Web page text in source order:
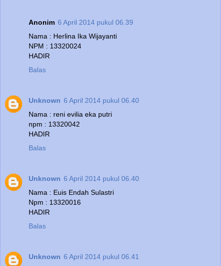
Anonim 6 April 2014 pukul 06.39
Nama : Herlina Ika Wijayanti
NPM : 13320024
HADIR
Balas
Unknown 6 April 2014 pukul 06.40
Nama : reni evilia eka putri
npm : 13320042
HADIR
Balas
Unknown 6 April 2014 pukul 06.40
Nama : Euis Endah Sulastri
Npm : 13320016
HADIR
Balas
Unknown 6 April 2014 pukul 06.41